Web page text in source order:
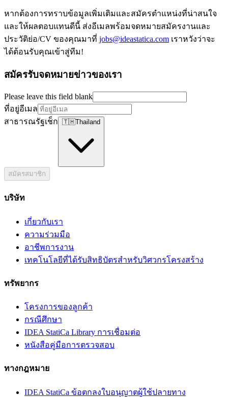
หากต้องการทราบข้อมูลเพิ่มเติมและสมัครตำแหน่งที่น่าสนใจ
และให้ผลตอบแทนดีนี้ ส่งอีเมลพร้อมจดหมายสมัครงานและ
ประวัติย่อ/CV ของคุณมาที่ jobs@ideastatica.com เราหวังว่าจะ
ได้ต้อนรับคุณเข้าสู่ทีม!
สมัครรับจดหมายข่าวของเรา
Please leave this field blank
ที่อยู่อีเมล
สาธารณรัฐเช็ก 🇹🇭Thailand
สมัครสมาชิก
บริษัท
เกี่ยวกับเรา
ความร่วมมือ
อาชีพการงาน
เทคโนโลยีที่ได้รับสิทธิบัตรสำหรับวิศวกรโครงสร้าง
ทรัพยากร
โครงการของลูกค้า
กรณีศึกษา
IDEA StatiCa Library การเชื่อมต่อ
หนังสือคู่มือการตรวจสอบ
ทางกฎหมาย
IDEA StatiCa ข้อตกลงใบอนุญาตผู้ใช้ปลายทาง